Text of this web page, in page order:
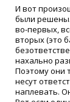
И вот
были решены.
во-первых,
вторых (это
нахально
Поэтому они
несут
наплевать.